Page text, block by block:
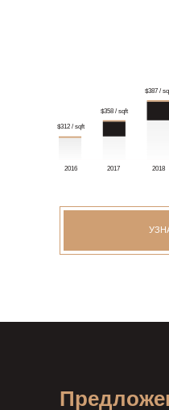
2018
2017
2016
$312 / sqft
$358 / sqft
$387 /